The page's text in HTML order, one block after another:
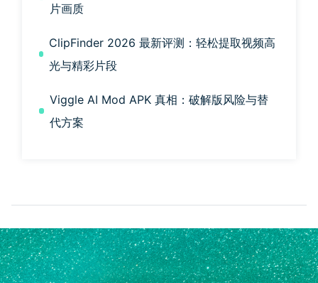
片画质
ClipFinder 2026 最新评测：轻松提取视频高
光与精彩片段
Viggle AI Mod APK 真相：破解版风险与替
代方案